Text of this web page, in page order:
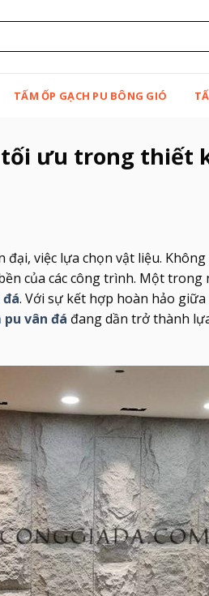
TẤM ỐP GẠCH PU BÔNG GIÓ
tối ưu trong thiết
việc lựa chọn vật liệu.
của các công trình. Một
. Với sự kết hợp hoàn hảo
vân đá đang dần trở thành